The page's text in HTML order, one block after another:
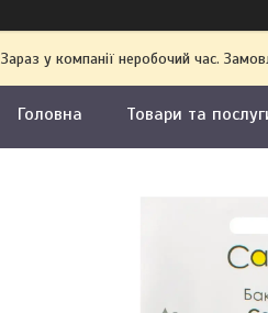
Зараз у компанії неробочий час.
Головна Товари та